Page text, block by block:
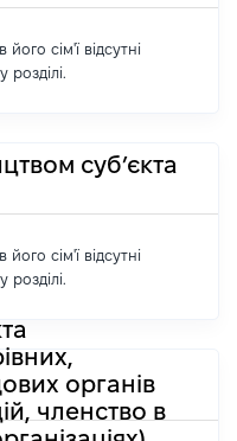
сім'ї відсутні
суб’єкта
сім'ї відсутні
органів
членство в